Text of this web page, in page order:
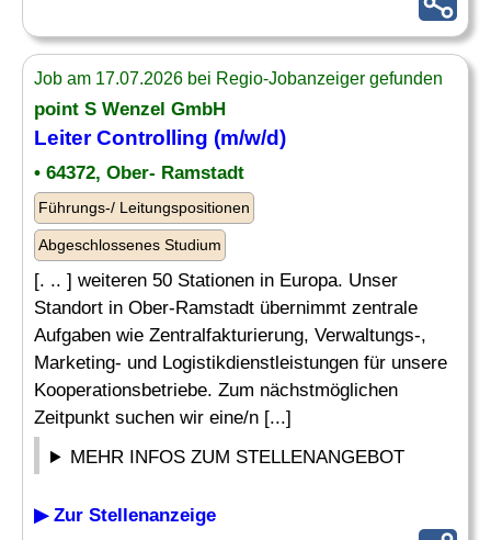
Job am 17.07.2026 bei Regio-Jobanzeiger gefunden
point S Wenzel GmbH
Leiter Controlling (m/w/d)
• 64372, Ober- Ramstadt
Führungs-/ Leitungspositionen
Abgeschlossenes Studium
[. .. ] weiteren 50 Stationen in Europa. Unser
Standort in Ober-Ramstadt übernimmt zentrale
Aufgaben wie Zentralfakturierung, Verwaltungs-,
Marketing- und Logistikdienstleistungen für unsere
Kooperationsbetriebe. Zum nächstmöglichen
Zeitpunkt suchen wir eine/n [...]
MEHR INFOS ZUM STELLENANGEBOT
▶ Zur Stellenanzeige